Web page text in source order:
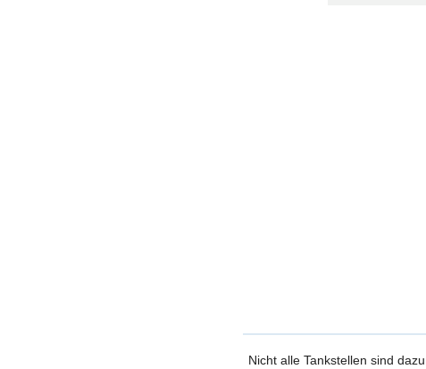
Nicht alle Tankstellen sind